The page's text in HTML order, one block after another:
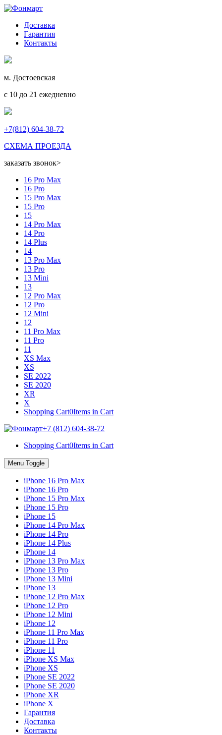
Доставка
Гарантия
Контакты
м. Достоевская
с 10 до 21 ежедневно
+7(812) 604-38-72
СХЕМА ПРОЕЗДА
заказать звонок>
16 Pro Max
16 Pro
15 Pro Max
15 Pro
15
14 Pro Max
14 Pro
14 Plus
14
13 Pro Max
13 Pro
13 Mini
13
12 Pro Max
12 Pro
12 Mini
12
11 Pro Max
11 Pro
11
XS Max
XS
SE 2022
SE 2020
XR
X
Shopping Cart0Items in Cart
+7 (812) 604-38-72
Shopping Cart0Items in Cart
Menu Toggle
iPhone 16 Pro Max
iPhone 16 Pro
iPhone 15 Pro Max
iPhone 15 Pro
iPhone 15
iPhone 14 Pro Max
iPhone 14 Pro
iPhone 14 Plus
iPhone 14
iPhone 13 Pro Max
iPhone 13 Pro
iPhone 13 Mini
iPhone 13
iPhone 12 Pro Max
iPhone 12 Pro
iPhone 12 Mini
iPhone 12
iPhone 11 Pro Max
iPhone 11 Pro
iPhone 11
iPhone XS Max
iPhone XS
iPhone SE 2022
iPhone SE 2020
iPhone XR
iPhone X
Гарантия
Доставка
Контакты